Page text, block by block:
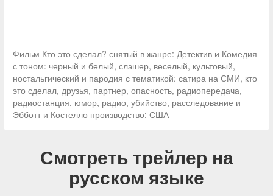
Фильм Кто это сделал? снятый в жанре: Детектив и Комедия
с тоном: черный и белый, слэшер, веселый, культовый,
ностальгический и пародия с тематикой: сатира на СМИ, кто
это сделал, друзья, партнер, опасность, радиопередача,
радиостанция, юмор, радио, убийство, расследование и
Эбботт и Костелло производство: США
Смотреть трейлер на
русском языке